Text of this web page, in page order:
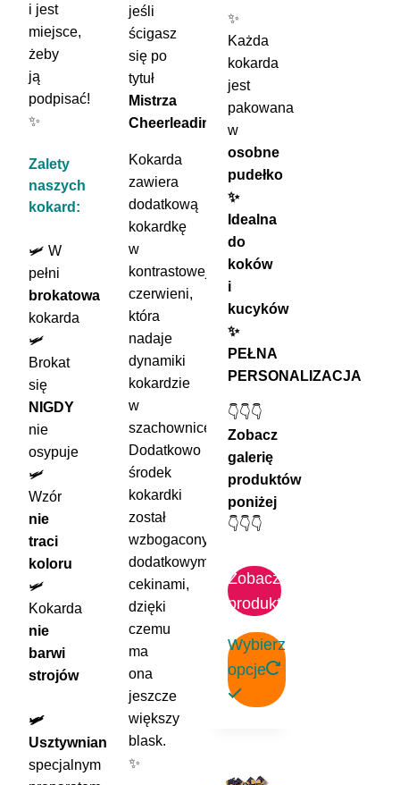
i jest
miejsce,
żeby
ją
podpisać!
✨
Zalety
naszych
kokard:
🛩️ W
pełni
brokatowa
kokarda
🛩️
Brokat
się
NIGDY
nie
osypuje
🛩️
Wzór
nie
traci
koloru
🛩️
Kokarda
nie
barwi
strojów
🛩️
Usztywniana
specjalnym
jeśli
ścigasz
się po
tytuł
Mistrza
Cheerleadingu!
Kokarda
zawiera
dodatkową
kokardkę
w
kontrastowej
czerwieni,
która
nadaje
dynamiki
kokardzie
w
szachownicę.
Dodatkowo
środek
kokardki
został
wzbogacony
dodatkowymi
cekinami,
dzięki
czemu
ma
ona
jeszcze
większy
blask.
✨
✨
Każda
kokarda
jest
pakowana
w
osobne
pudełko
✨
Idealna
do
koków
i
kucyków
✨
PEŁNA
PERSONALIZACJA
👇👇👇
Zobacz
galerię
produktów
poniżej
👇👇👇
Zobacz
produkt
Wybierz
opcje